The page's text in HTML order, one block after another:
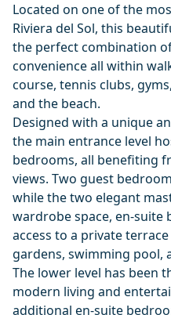
Located on one of the
Riviera del Sol, this
the perfect combination
convenience all within
course, tennis clubs,
and the beach.
Designed with a unique
the main entrance level
bedrooms, all benefiting
views. Two guest
while the two elegant
wardrobe space, en-suite
access to a private
gardens, swimming pool,
The lower level has been
modern living and
additional en-suite